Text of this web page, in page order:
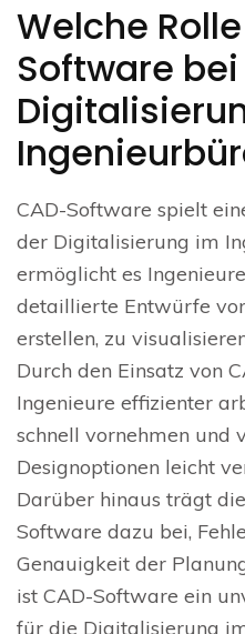
Welche
Software
CAD-Software spielt
der Digitalisierung im
ermöglicht es
detaillierte Entwürfe
erstellen, zu
Durch den Einsatz von
Ingenieure effizienter
schnell vornehmen und
Designoptionen leicht
Darüber hinaus trägt
Software dazu bei,
Genauigkeit der
ist CAD-Software ein
für die Digitalisierung